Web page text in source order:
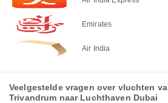
Emirates
Air India
Veelgestelde vragen over vluchten
Trivandrum naar Luchthaven Dubai